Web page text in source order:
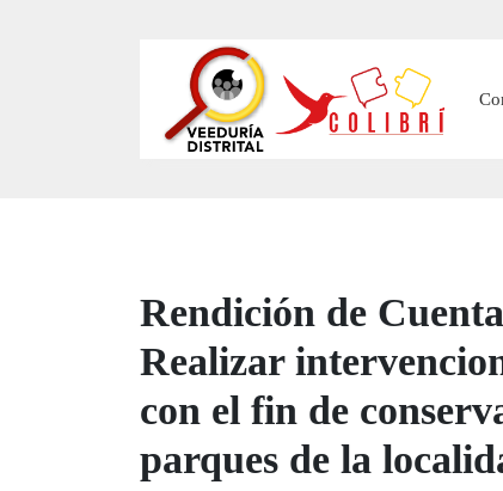
Rendición de
Realizar
con el fin de
parques de la